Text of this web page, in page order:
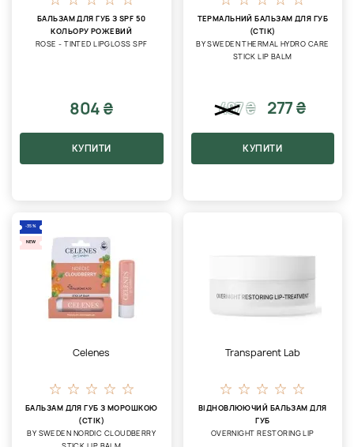
БАЛЬЗАМ ДЛЯ ГУБ З SPF 50
КОЛЬОРУ РОЖЕВИЙ
ROSE - TINTED LIPGLOSS SPF
804 ₴
КУПИТИ
ТЕРМАЛЬНИЙ БАЛЬЗАМ ДЛЯ ГУБ
(СТІК)
BY SWEDEN THERMAL HYDRO CARE
STICK LIP BALM
487₴ 277 ₴
КУПИТИ
-35%
NEW
Celenes
БАЛЬЗАМ ДЛЯ ГУБ З МОРОШКОЮ
(СТІК)
BY SWEDEN NORDIC CLOUDBERRY
Transparent Lab
ВІДНОВЛЮЮЧИЙ БАЛЬЗАМ ДЛЯ
ГУБ
OVERNIGHT RESTORING LIP